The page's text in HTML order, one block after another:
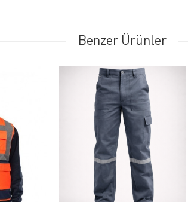
Benzer Ürünler